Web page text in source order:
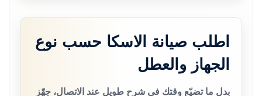
اطلب صيانة الاسكا حسب نوع
الجهاز والعطل
بدل ما تضيّع وقتك في شرح طويل عند الاتصال، جهّز